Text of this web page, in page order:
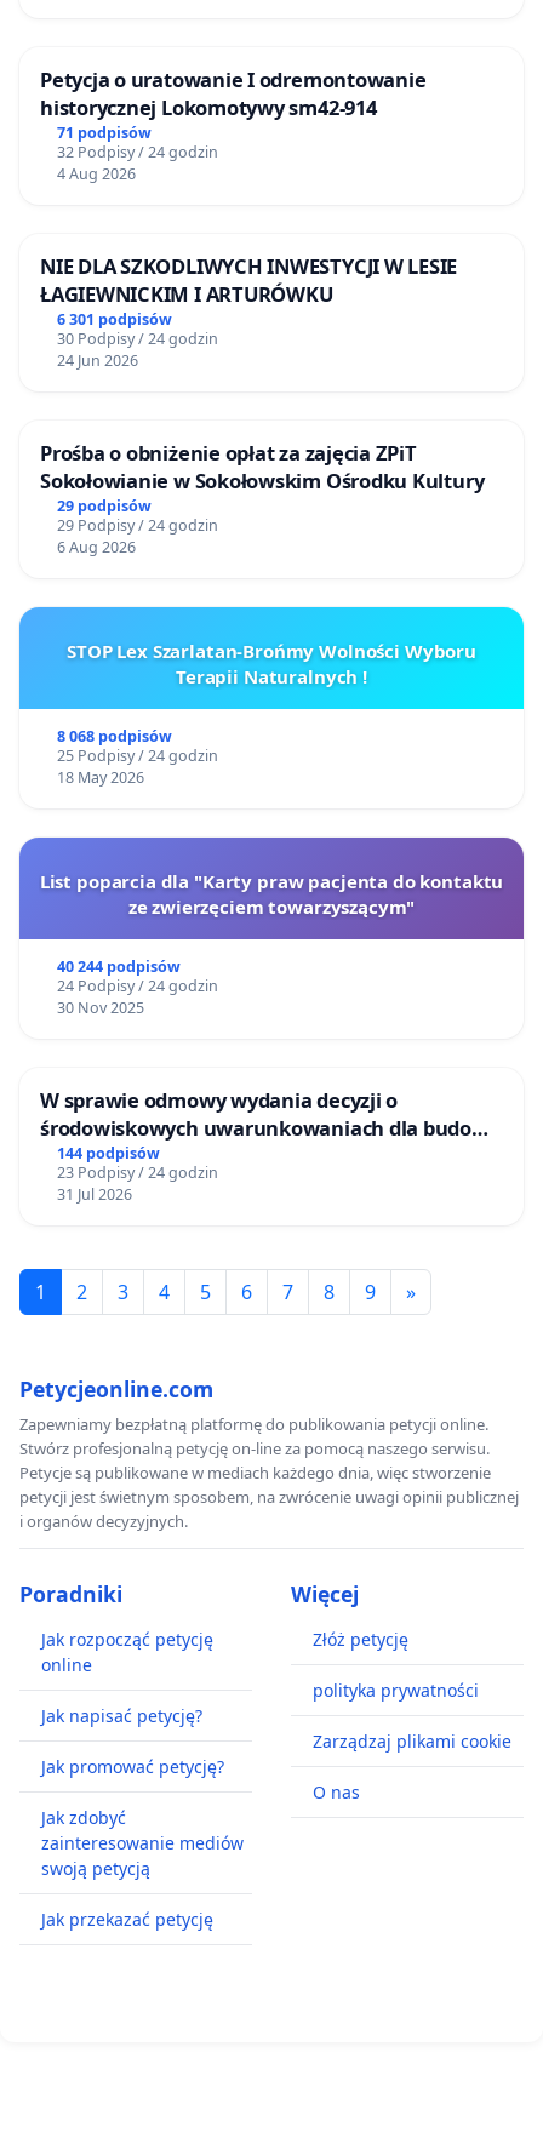
Petycja o uratowanie I odremontowanie
historycznej Lokomotywy sm42-914
71 podpisów
32 Podpisy / 24 godzin
4 Aug 2026
NIE DLA SZKODLIWYCH INWESTYCJI W LESIE
ŁAGIEWNICKIM I ARTURÓWKU
6 301 podpisów
30 Podpisy / 24 godzin
24 Jun 2026
Prośba o obniżenie opłat za zajęcia ZPiT
Sokołowianie w Sokołowskim Ośrodku Kultury
29 podpisów
29 Podpisy / 24 godzin
6 Aug 2026
STOP Lex Szarlatan-Brońmy Wolności Wyboru
Terapii Naturalnych !
8 068 podpisów
25 Podpisy / 24 godzin
18 May 2026
List poparcia dla "Karty praw pacjenta do kontaktu
ze zwierzęciem towarzyszącym"
40 244 podpisów
24 Podpisy / 24 godzin
30 Nov 2025
W sprawie odmowy wydania decyzji o
środowiskowych uwarunkowaniach dla budowy
zakładu wytwarzania biometanu „Krynki” w
Ostrowiu Południowym oraz ochrony
mieszkańców i Puszczy Knyszyńskiej
144 podpisów
23 Podpisy / 24 godzin
31 Jul 2026
1 2 3 4 5 6 7 8 9 »
Petycjeonline.com
Zapewniamy bezpłatną platformę do publikowania petycji online.
Stwórz profesjonalną petycję on-line za pomocą naszego serwisu.
Petycje są publikowane w mediach każdego dnia, więc stworzenie
petycji jest świetnym sposobem, na zwrócenie uwagi opinii publicznej
i organów decyzyjnych.
Poradniki
Jak rozpocząć petycję
online
Jak napisać petycję?
Jak promować petycję?
Jak zdobyć
zainteresowanie mediów
swoją petycją
Jak przekazać petycję
Więcej
Złóż petycję
polityka prywatności
Zarządzaj plikami cookie
O nas